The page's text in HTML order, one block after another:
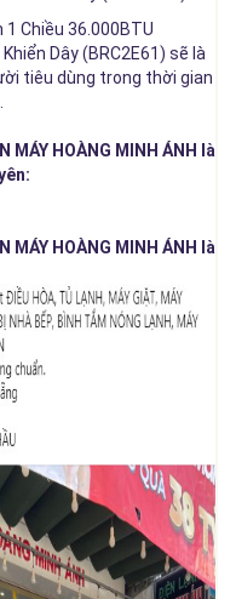
1 Chiều 36.000BTU
Dây (BRC2E61) sẽ là
tiêu dùng trong thời gian
MÁY HOÀNG MINH ÁNH là
MÁY HOÀNG MINH ÁNH là